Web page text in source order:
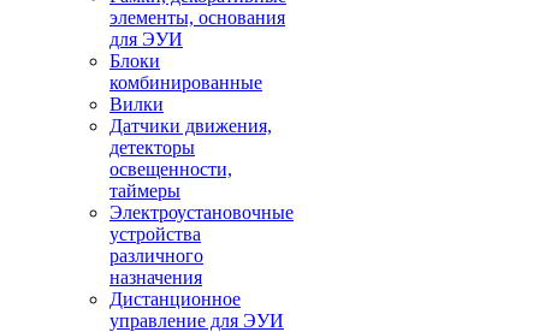
элементы, основания
для ЭУИ
Блоки
комбинированные
Вилки
Датчики движения,
детекторы
освещенности,
таймеры
Электроустановочные
устройства
различного
назначения
Дистанционное
управление для ЭУИ